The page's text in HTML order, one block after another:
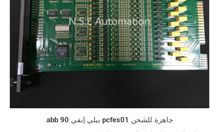
abb بيلي إنفي 90 pcfes01 جاهزة للشحن